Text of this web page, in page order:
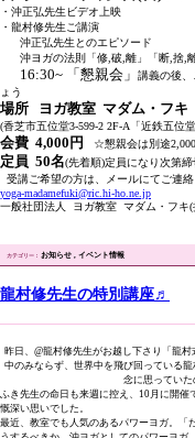
・沖正弘先生ビデオ上映
・龍村修先生ご講演
沖正弘先生とのエピソード
沖ヨガの法則「修,破,離」「断,捨,離
16:30~ 「懇親会」
講義の後
ょう
場所 ヨガ教室 マダム・フキ
(香芝市五位堂3-599-2 2F-A 「近鉄五位
会費 4,000 円 ☆懇親会は別途2 000
定員 50名(先着順)定員になり次第締
受講ご希望の方は、メールにてご連絡
yoga-madamefuki@ric.hi-ho.ne.jp
一般社団法人 ヨガ教室 マダム・フキ(
お知らせ イベント情報
龍村修先生の特別講座♬
昨日、@龍村修先生がお越し下さり「龍
中のみならず、世界中を飛び回っている
念に思っていた
ふき先生の命日も来週に控え、10月に開
慨深い思いでした。
最近、教室でも人気のあるパワーヨガ。「